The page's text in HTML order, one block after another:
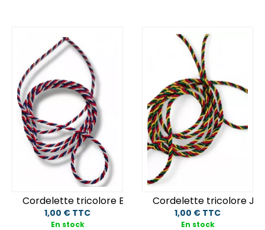
Cordelette tricolore Bleu/Blanc/Rouge
1,00 € TTC
En stock
Cordelette tricolore
1,00 € TTC
En stock